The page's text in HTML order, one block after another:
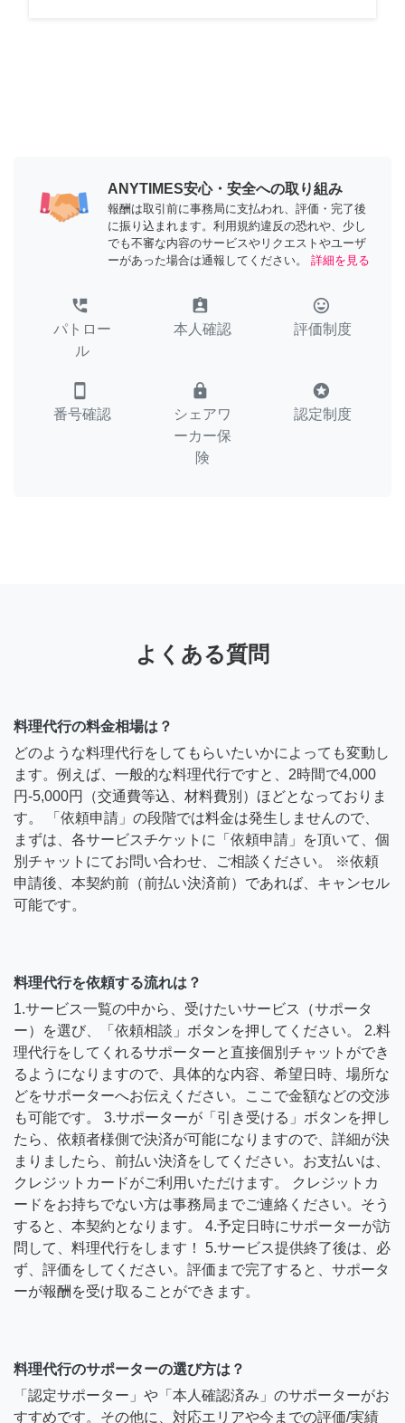
ANYTIMES安心・安全への取り組み
報酬は取引前に事務局に支払われ、評価・完了後
に振り込まれます。利用規約違反の恐れや、少し
でも不審な内容のサービスやリクエストやユーザ
ーがあった場合は通報してください。
詳細を見る
perm_phone_msg
パトロー
ル
assignment_ind
本人確認
tag_faces
評価制度
smartphone
番号確認
lock
シェアワ
ーカー保
険
stars
認定制度
よくある質問
料理代行の料金相場は？
どのような料理代行をしてもらいたいかによっても変動し
ます。例えば、一般的な料理代行ですと、2時間で4,000
円-5,000円（交通費等込、材料費別）ほどとなっておりま
す。 「依頼申請」の段階では料金は発生しませんので、
まずは、各サービスチケットに「依頼申請」を頂いて、個
別チャットにてお問い合わせ、ご相談ください。 ※依頼
申請後、本契約前（前払い決済前）であれば、キャンセル
可能です。
料理代行を依頼する流れは？
1.サービス一覧の中から、受けたいサービス（サポータ
ー）を選び、「依頼相談」ボタンを押してください。 2.料
理代行をしてくれるサポーターと直接個別チャットができ
るようになりますので、具体的な内容、希望日時、場所な
どをサポーターへお伝えください。ここで金額などの交渉
も可能です。 3.サポーターが「引き受ける」ボタンを押し
たら、依頼者様側で決済が可能になりますので、詳細が決
まりましたら、前払い決済をしてください。お支払いは、
クレジットカードがご利用いただけます。 クレジットカ
ードをお持ちでない方は事務局までご連絡ください。そう
すると、本契約となります。 4.予定日時にサポーターが訪
問して、料理代行をします！ 5.サービス提供終了後は、必
ず、評価をしてください。評価まで完了すると、サポータ
ーが報酬を受け取ることができます。
料理代行のサポーターの選び方は？
「認定サポーター」や「本人確認済み」のサポーターがお
すすめです。その他に、対応エリアや今までの評価/実績